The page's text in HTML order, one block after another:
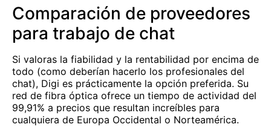
Comparación de proveedores
para trabajo de chat
Si valoras la fiabilidad y la rentabilidad por encima de
todo (como deberían hacerlo los profesionales del
chat), Digi es prácticamente la opción preferida. Su
red de fibra óptica ofrece un tiempo de actividad del
99,91% a precios que resultan increíbles para
cualquiera de Europa Occidental o Norteamérica.